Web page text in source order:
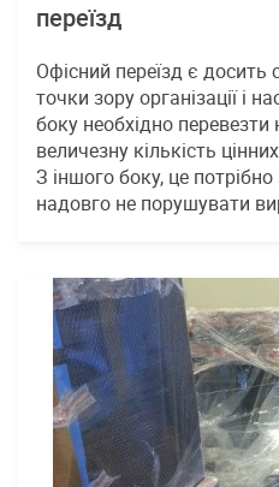
переїзд
Офісний переїзд є
точки зору організації і
боку необхідно перевезти
величезну кількість
З іншого боку, це
надовго не порушувати